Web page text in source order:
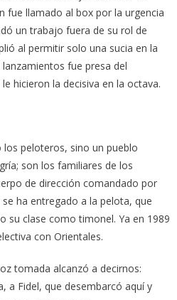
fue llamado al box por la urgencia
un trabajo fuera de su rol de
al permitir solo una sucia en la
fue presa del
hicieron la decisiva en la octava.
peloteros, sino un pueblo
son los familiares de los
de dirección comandado por
ha entregado a la pelota, que
su clase como timonel. Ya en 1989
con Orientales.
tomada alcanzó a decirnos:
a Fidel, que desembarcó aquí y